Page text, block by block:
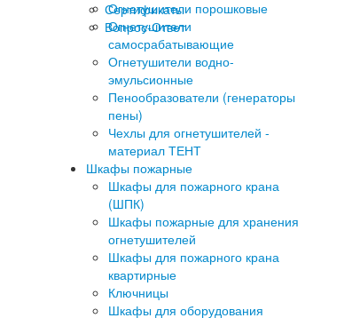
Сертификаты
Вопрос-Ответ
Огнетушители порошковые
Огнетушители
самосрабатывающие
Огнетушители водно-
эмульсионные
Пенообразователи (генераторы
пены)
Чехлы для огнетушителей -
материал ТЕНТ
Шкафы пожарные
Шкафы для пожарного крана
(ШПК)
Шкафы пожарные для хранения
огнетушителей
Шкафы для пожарного крана
квартирные
Ключницы
Шкафы для оборудования